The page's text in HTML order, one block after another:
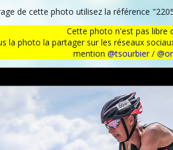
de cette photo utilisez la référence
Cette photo n'est pas libre
la photo la partager sur les réseaux
mention @tsourbier/